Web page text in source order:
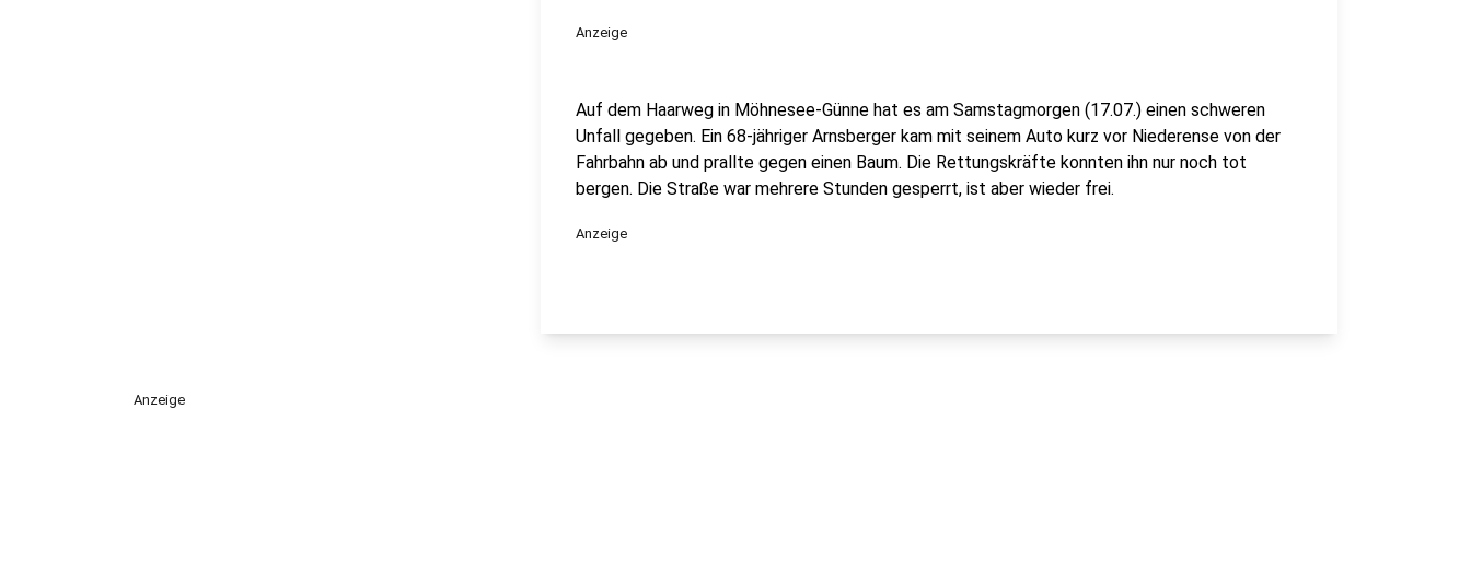
Anzeige
Auf dem Haarweg in Möhnesee-Günne hat es am Samstagmorgen (17.07.) einen schweren
Unfall gegeben. Ein 68-jähriger Arnsberger kam mit seinem Auto kurz vor Niederense von der
Fahrbahn ab und prallte gegen einen Baum. Die Rettungskräfte konnten ihn nur noch tot
bergen. Die Straße war mehrere Stunden gesperrt, ist aber wieder frei.
Anzeige
Anzeige